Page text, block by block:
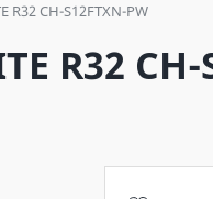
R32 CH-S12FTXN-PW
R32 CH-